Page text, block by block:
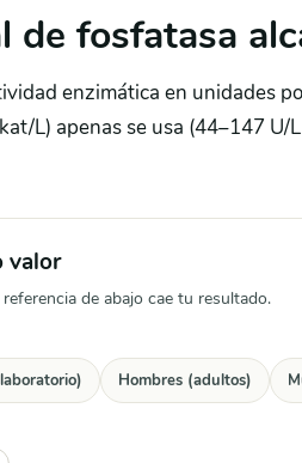
de fosfatasa
enzimática en unidades
L) apenas se usa (44–147
valor
de abajo cae tu resultado.
Hombres (adultos)